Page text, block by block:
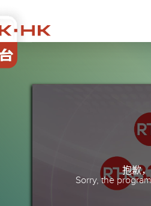
抱歉
Sorry, the